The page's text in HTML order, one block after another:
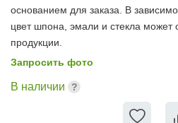
основанием для заказа. В
цвет шпона, эмали и стекла может
продукции.
Запросить фото
В наличии